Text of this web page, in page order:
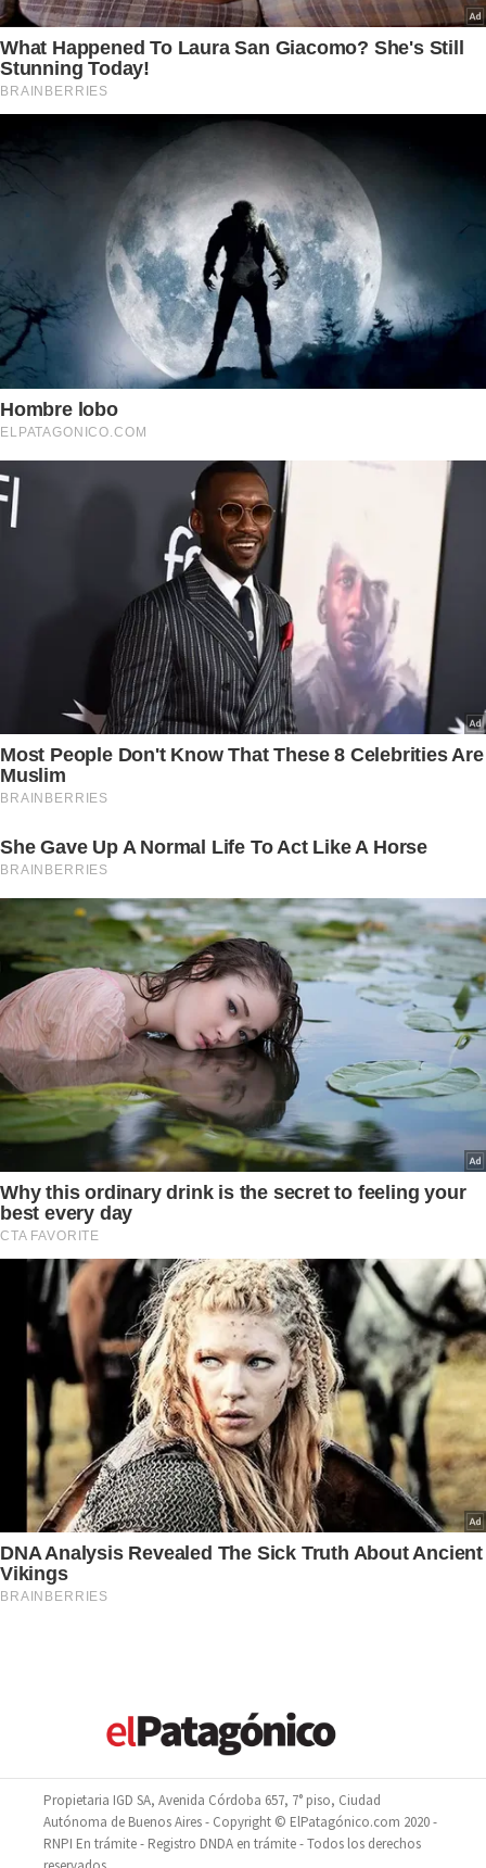
Propietaria IGD SA, Avenida Córdoba 657, 7° piso, Ciudad
Autónoma de Buenos Aires - Copyright © ElPatagónico.com 2020 -
RNPI En trámite - Registro DNDA en trámite - Todos los derechos